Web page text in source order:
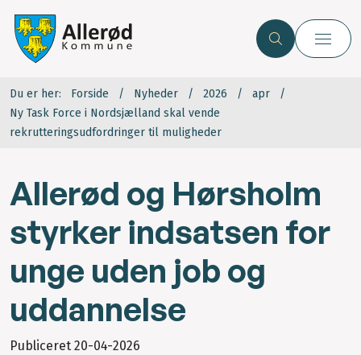
Du er her: Forside Nyheder 2026
apr
Ny Task Force i Nordsjælland skal vende
rekrutteringsudfordringer til muligheder
Allerød og Hørsholm
styrker indsatsen for
unge uden job og
uddannelse
Publiceret 20-04-2026